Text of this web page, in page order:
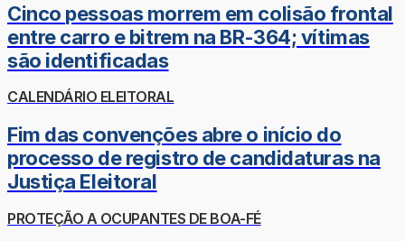
Cinco pessoas morrem em colisão frontal
entre carro e bitrem na BR-364; vítimas
são identificadas
CALENDÁRIO ELEITORAL
Fim das convenções abre o início do
processo de registro de candidaturas na
Justiça Eleitoral
PROTEÇÃO A OCUPANTES DE BOA-FÉ